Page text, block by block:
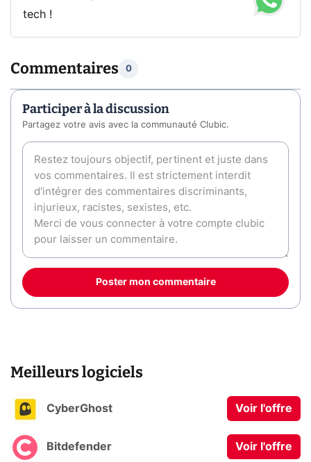
tech !
Commentaires 0
Participer à la discussion
Partagez votre avis avec la communauté Clubic.
Poster mon commentaire
Meilleurs logiciels
CyberGhost Voir l'offre
Bitdefender Voir l'offre